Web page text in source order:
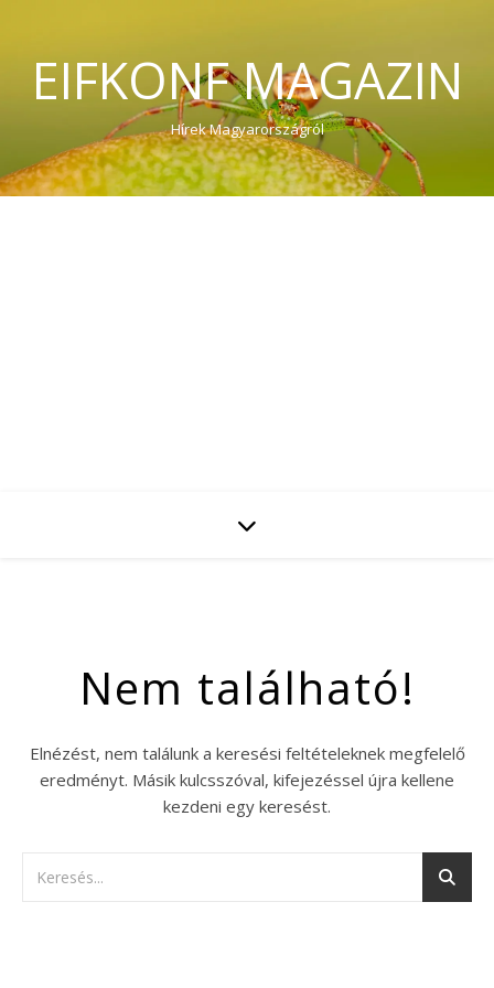
EIFKONF MAGAZIN
Hírek Magyarországról
Nem található!
Elnézést, nem találunk a keresési feltételeknek megfelelő
eredményt. Másik kulcsszóval, kifejezéssel újra kellene
kezdeni egy keresést.